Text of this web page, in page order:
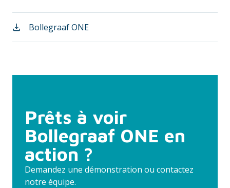
Bollegraaf ONE
Prêts à voir
Bollegraaf ONE en
action ?
Demandez une démonstration ou contactez
notre équipe.